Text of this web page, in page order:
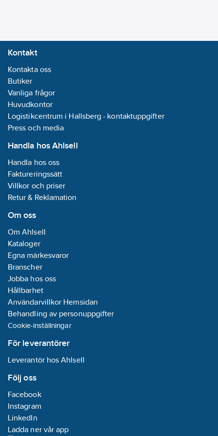
Kontakt
Kontakta oss
Butiker
Vanliga frågor
Huvudkontor
Logistikcentrum i Hallsberg - kontaktuppgifter
Press och media
Handla hos Ahlsell
Handla hos oss
Faktureringssätt
Villkor och priser
Retur & Reklamation
Om oss
Om Ahlsell
Kataloger
Egna märkesvaror
Branscher
Jobba hos oss
Hållbarhet
Användarvillkor Hemsidan
Behandling av personuppgifter
Cookie-inställningar
För leverantörer
Leverantör hos Ahlsell
Följ oss
Facebook
Instagram
LinkedIn
Ladda ner vår app